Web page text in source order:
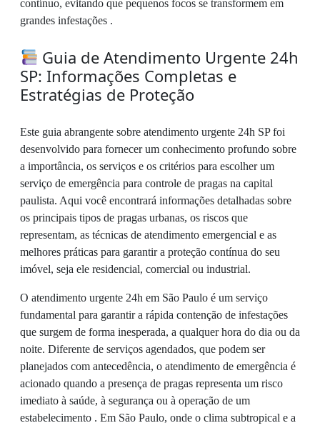
contínuo, evitando que pequenos focos se transformem em
grandes infestações .
Guia de Atendimento Urgente 24h
SP: Informações Completas e
Estratégias de Proteção
Este guia abrangente sobre atendimento urgente 24h SP foi
desenvolvido para fornecer um conhecimento profundo sobre
a importância, os serviços e os critérios para escolher um
serviço de emergência para controle de pragas na capital
paulista. Aqui você encontrará informações detalhadas sobre
os principais tipos de pragas urbanas, os riscos que
representam, as técnicas de atendimento emergencial e as
melhores práticas para garantir a proteção contínua do seu
imóvel, seja ele residencial, comercial ou industrial.
O atendimento urgente 24h em São Paulo é um serviço
fundamental para garantir a rápida contenção de infestações
que surgem de forma inesperada, a qualquer hora do dia ou da
noite. Diferente de serviços agendados, que podem ser
planejados com antecedência, o atendimento de emergência é
acionado quando a presença de pragas representa um risco
imediato à saúde, à segurança ou à operação de um
estabelecimento . Em São Paulo, onde o clima subtropical e a